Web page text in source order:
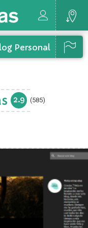
Personal
2.9 (585)